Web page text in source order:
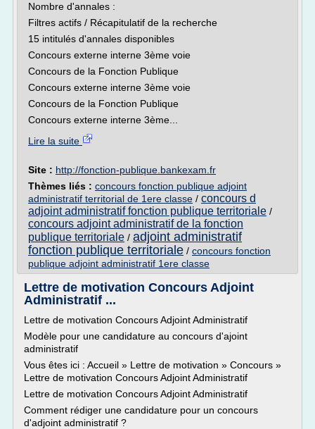
Nombre d'annales :
Filtres actifs / Récapitulatif de la recherche
15 intitulés d'annales disponibles
Concours externe interne 3ème voie
Concours de la Fonction Publique
Concours externe interne 3ème voie
Concours de la Fonction Publique
Concours externe interne 3ème...
Lire la suite
Site : http://fonction-publique.bankexam.fr
Thèmes liés : concours fonction publique adjoint
administratif territorial de 1ere classe / concours d
adjoint administratif fonction publique territoriale /
concours adjoint administratif de la fonction
publique territoriale / adjoint administratif
fonction publique territoriale / concours fonction
publique adjoint administratif 1ere classe
Lettre de motivation Concours Adjoint
Administratif ...
Lettre de motivation Concours Adjoint Administratif
Modèle pour une candidature au concours d'ajoint
administratif
Vous êtes ici : Accueil » Lettre de motivation » Concours »
Lettre de motivation Concours Adjoint Administratif
Lettre de motivation Concours Adjoint Administratif
Comment rédiger une candidature pour un concours
d'adjoint administratif ?